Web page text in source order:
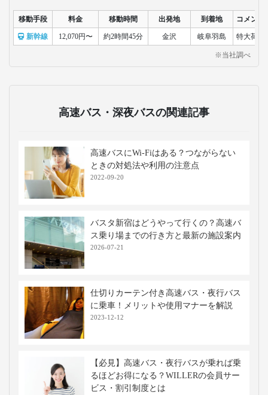
移動手段 料金 移動時間 出発地 到着地 コメント
新幹線 12,070円〜 約2時間45分 金沢 岐阜羽島 特大荷物
※当社調べ
高速バス・深夜バスの関連記事
高速バスにWi-Fiはある？つながらない
ときの対処法や利用の注意点
2022-09-20
バスタ新宿はどうやって行くの？高速バ
ス乗り場までの行き方と最新の施設案内
2026-07-21
仕切りカーテン付き高速バス・夜行バス
に乗車！メリットや使用マナーを解説
2023-12-12
【必見】高速バス・夜行バスが乗れば乗
るほどお得になる？WILLERの会員サー
ビス・割引制度とは